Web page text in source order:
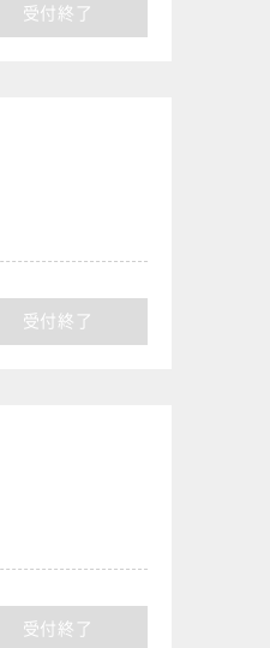
受付終了
受付終了
受付終了